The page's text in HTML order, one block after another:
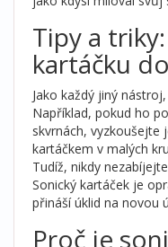
Tipy a
kartáčku
Jako každý jiný
Například, pokud ho
skvrnách, vyzkoušejte
kartáčkem v malých
Tudíž, nikdy
Sonický kartáček je
přináší úklid na novou
Proč je